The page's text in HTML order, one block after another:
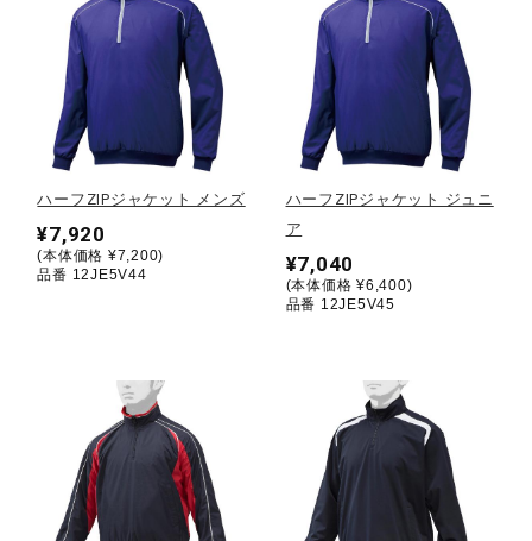
バレーボール
テニス／ソフトテニス
バドミントン
卓球
ソフトボール
ハーフZIPジャケット メンズ
¥7,920
(本体価格 ¥7,200)
品番 12JE5V44
ハーフZIPジャケット ジュニ
ア
¥7,040
(本体価格 ¥6,400)
品番 12JE5V45